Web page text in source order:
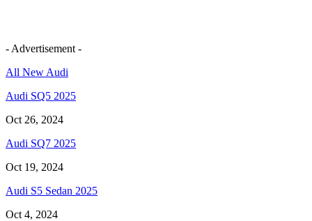
- Advertisement -
All New Audi
Audi SQ5 2025
Oct 26, 2024
Audi SQ7 2025
Oct 19, 2024
Audi S5 Sedan 2025
Oct 4, 2024